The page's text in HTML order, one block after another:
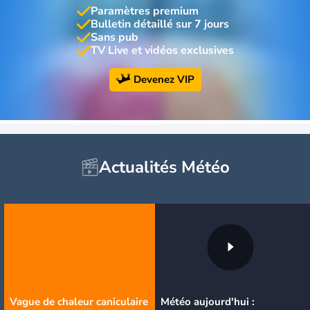
Paramètres premium
Bulletin détaillé sur 7 jours
Sans pub
TV Live et vidéos exclusives
Devenez VIP
Actualités Météo
Vague de chaleur caniculaire
Météo aujourd'hui :